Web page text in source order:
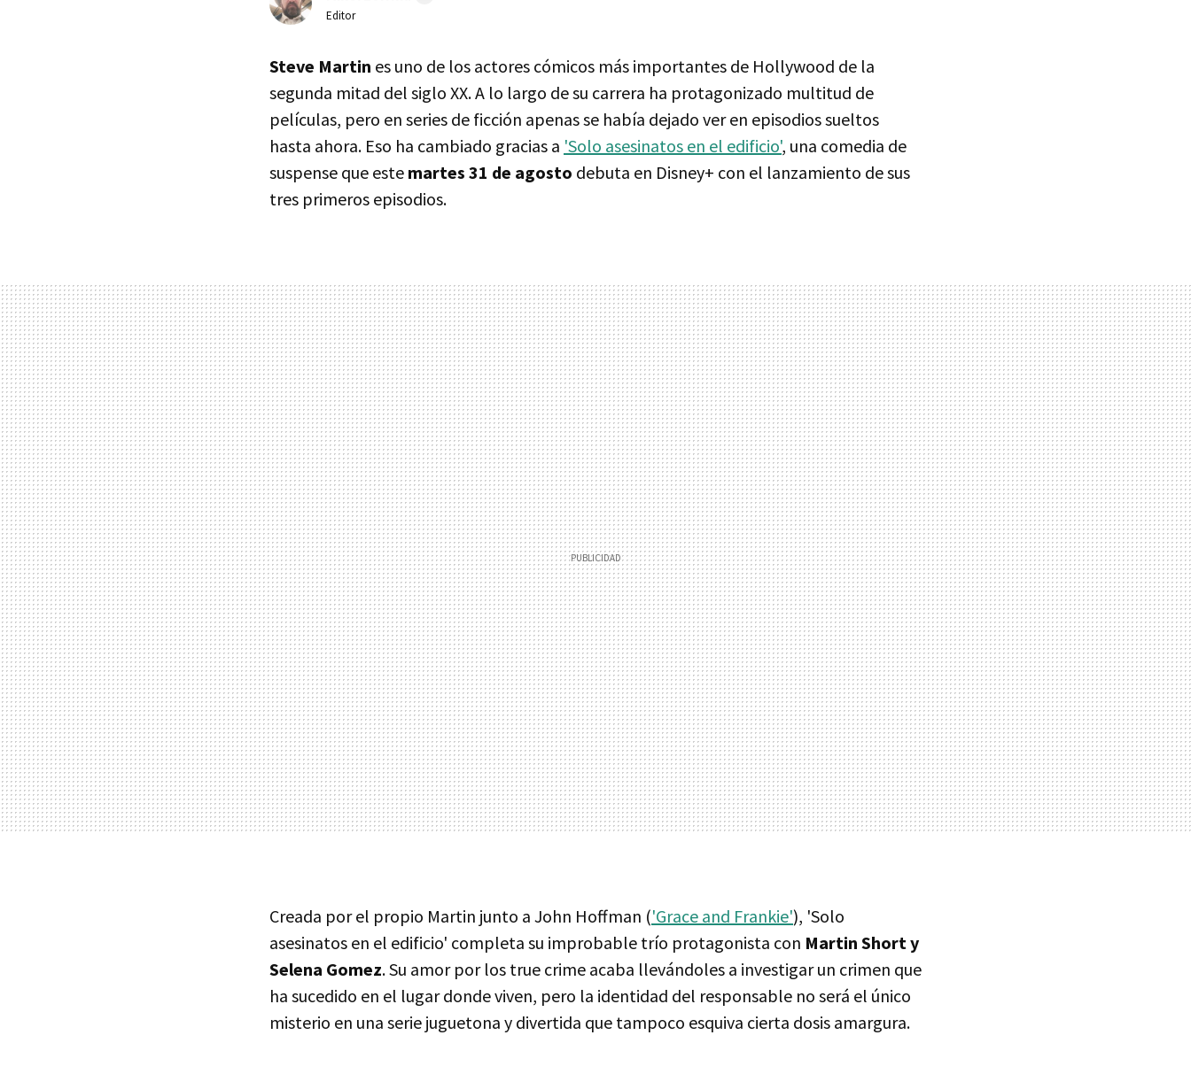
Editor
Steve Martin es uno de los actores cómicos más importantes de Hollywood de la
segunda mitad del siglo XX. A lo largo de su carrera ha protagonizado multitud de
películas, pero en series de ficción apenas se había dejado ver en episodios sueltos
hasta ahora. Eso ha cambiado gracias a 'Solo asesinatos en el edificio', una comedia de
suspense que este martes 31 de agosto debuta en Disney+ con el lanzamiento de sus
tres primeros episodios.
Creada por el propio Martin junto a John Hoffman ('Grace and Frankie'), 'Solo
asesinatos en el edificio' completa su improbable trío protagonista con Martin Short y
Selena Gomez. Su amor por los true crime acaba llevándoles a investigar un crimen que
ha sucedido en el lugar donde viven, pero la identidad del responsable no será el único
misterio en una serie juguetona y divertida que tampoco esquiva cierta dosis amargura.